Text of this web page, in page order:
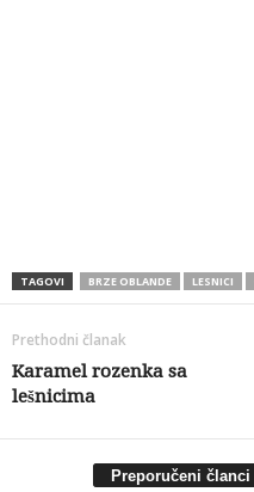
TAGOVI BRZE OBLANDE LESNICI
Prethodni članak
Karamel rozenka sa
lešnicima
Preporučeni članci